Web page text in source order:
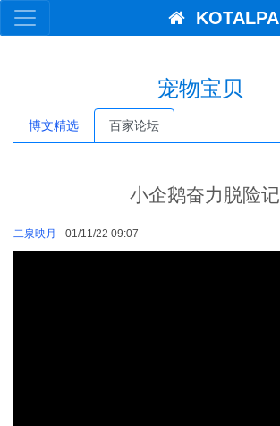
KOTALPA
宠物宝贝
博文精选 百家论坛
小企鹅奋力脱险记
二泉映月 - 01/11/22 09:07